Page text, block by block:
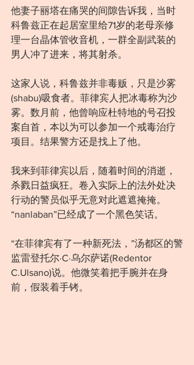
他妻子丽塔在痛哭的间隙告诉我，当时
科鲁兹正在起居室里给71岁的老母亲修
理一台晶体管收音机，一群全副武装的
男人冲了进来，将其射杀。
这家人说，科鲁兹并非毒贩，只是沙雾
(shabu)吸食者。菲律宾人把冰毒称为沙
雾。数月前，他曾响应杜特地的号召投
案自首，本以为可以参加一个戒毒治疗
项目。结果警方还是找上了他。
我来到菲律宾以后，随着时间的消逝，
杀戮日益疯狂。卷入实际上的法外处决
行动的警员似乎无意对此遮遮掩掩。
“nanlaban”已经成了一个黑色笑话。
“在菲律宾有了一种新死法，”汤都区的警
监雷登托尔·C·乌尔萨诺(Redentor
C.Ulsano)说。他微笑着把手腕并在身
前，假装着手铐。